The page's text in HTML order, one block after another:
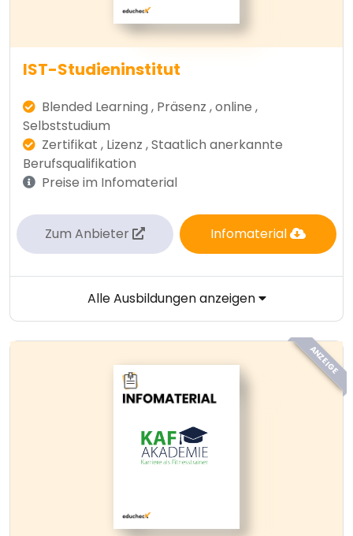
IST-Studieninstitut
Blended Learning , Präsenz , online ,
Selbststudium
Zertifikat , Lizenz , Staatlich anerkannte
Berufsqualifikation
Preise im Infomaterial
Zum Anbieter Infomaterial
Alle Ausbildungen anzeigen
ANZEIGE